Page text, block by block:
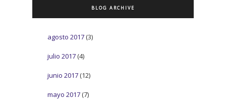
BLOG ARCHIVE
agosto 2017 (3)
julio 2017 (4)
junio 2017 (12)
mayo 2017 (7)